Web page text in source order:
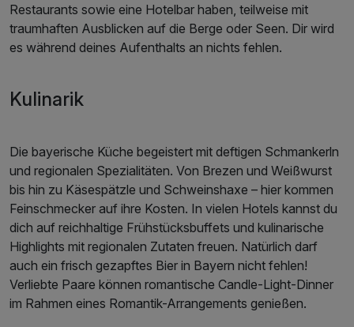
Restaurants sowie eine Hotelbar haben, teilweise mit
traumhaften Ausblicken auf die Berge oder Seen. Dir wird
es während deines Aufenthalts an nichts fehlen.
Kulinarik
Die bayerische Küche begeistert mit deftigen Schmankerln
und regionalen Spezialitäten. Von Brezen und Weißwurst
bis hin zu Käsespätzle und Schweinshaxe – hier kommen
Feinschmecker auf ihre Kosten. In vielen Hotels kannst du
dich auf reichhaltige Frühstücksbuffets und kulinarische
Highlights mit regionalen Zutaten freuen. Natürlich darf
auch ein frisch gezapftes Bier in Bayern nicht fehlen!
Verliebte Paare können romantische Candle-Light-Dinner
im Rahmen eines Romantik-Arrangements genießen.